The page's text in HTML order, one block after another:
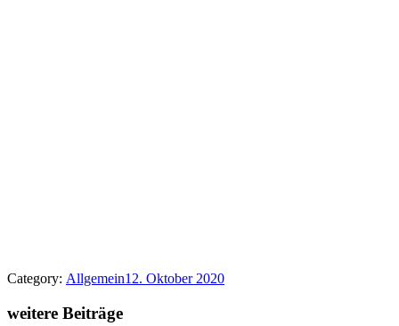
Category: Allgemein12. Oktober 2020
weitere Beiträge